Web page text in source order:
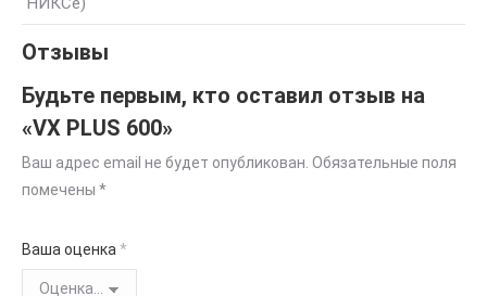
Отзывы
Будьте первым, кто оставил отзыв на
«VX PLUS 600»
Ваш адрес email не будет опубликован. Обязательные поля
помечены *
Ваша оценка *